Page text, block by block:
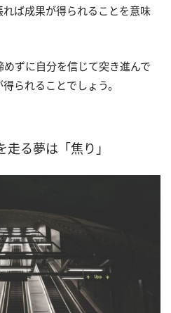
ば成果が得られることを意味
ずに自分を信じて突き進んで
られることでしょう。
走る夢は「焦り」